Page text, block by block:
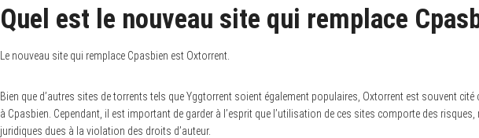
Quel est le nouveau site qui remplace
Le nouveau site qui remplace Cpasbien est Oxtorrent.
Bien que d’autres sites de torrents tels que Yggtorrent soient également populaires, Oxtorrent est souvent cité
à Cpasbien. Cependant, il est important de garder à l’esprit que l’utilisation de ces sites comporte des
juridiques dues à la violation des droits d’auteur.